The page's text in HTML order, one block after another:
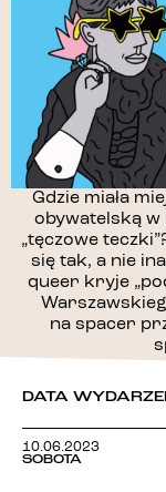
Gdzie miała
obywatelską w
„tęczowe
się tak, a nie
queer kryje
na spacer
DATA
10.06.2023
SOBOTA